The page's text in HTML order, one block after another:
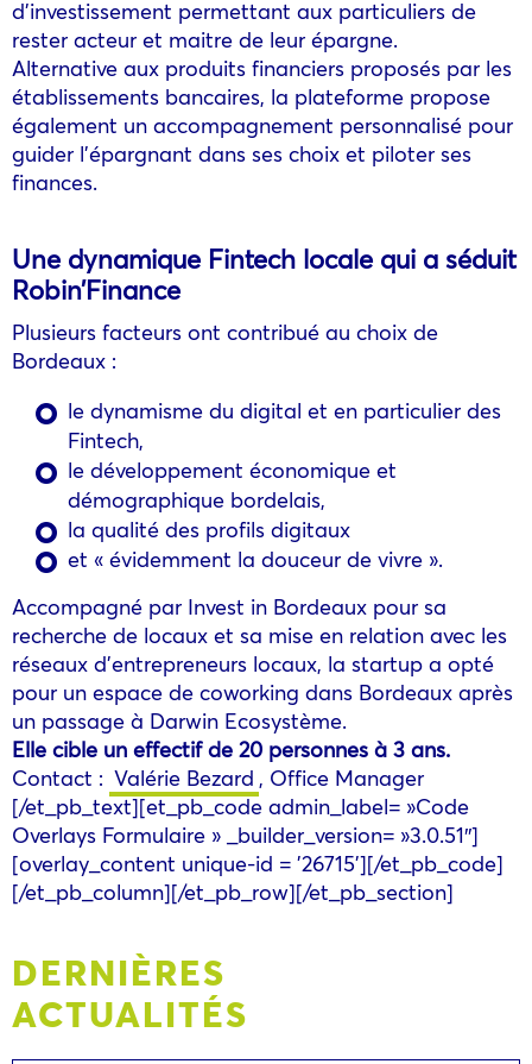
d’investissement permettant aux particuliers de
rester acteur et maitre de leur épargne.
Alternative aux produits financiers proposés par les
établissements bancaires, la plateforme propose
également un accompagnement personnalisé pour
guider l’épargnant dans ses choix et piloter ses
finances.
Une dynamique Fintech locale qui a séduit
Robin’Finance
Plusieurs facteurs ont contribué au choix de
Bordeaux :
le dynamisme du digital et en particulier des
Fintech,
le développement économique et
démographique bordelais,
la qualité des profils digitaux
et « évidemment la douceur de vivre ».
Accompagné par Invest in Bordeaux pour sa
recherche de locaux et sa mise en relation avec les
réseaux d’entrepreneurs locaux, la startup a opté
pour un espace de coworking dans Bordeaux après
un passage à Darwin Ecosystème.
Elle cible un effectif de 20 personnes à 3 ans.
Contact : Valérie Bezard , Office Manager
[/et_pb_text][et_pb_code admin_label= »Code
Overlays Formulaire » _builder_version= »3.0.51″]
[overlay_content unique-id = '26715'][/et_pb_code]
[/et_pb_column][/et_pb_row][/et_pb_section]
DERNIÈRES
ACTUALITÉS